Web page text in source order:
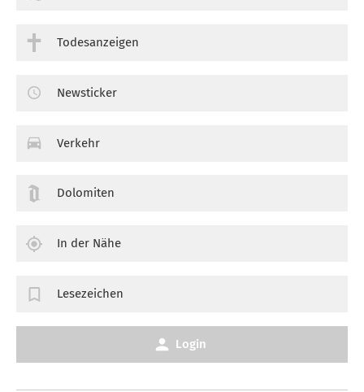
Todesanzeigen
Newsticker
Verkehr
Dolomiten
In der Nähe
Lesezeichen
Login